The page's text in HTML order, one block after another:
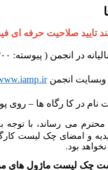
تایید صلاحیت حرفه ای
۳۰۰ هزار تومان ، وابسته : ۲۰۰ هزار تومان)
انجمن
نام در کا رگاه ها –روی
محترم می رساند، با
و امضای چک لیست
بود.
چک لیست ماژول های